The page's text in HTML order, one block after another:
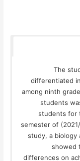
The
differentiated
among ninth
students
students for
semester of
study, a biology
showed
differences on